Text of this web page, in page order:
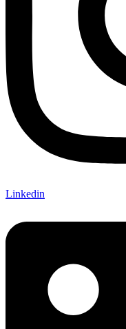
Linkedin